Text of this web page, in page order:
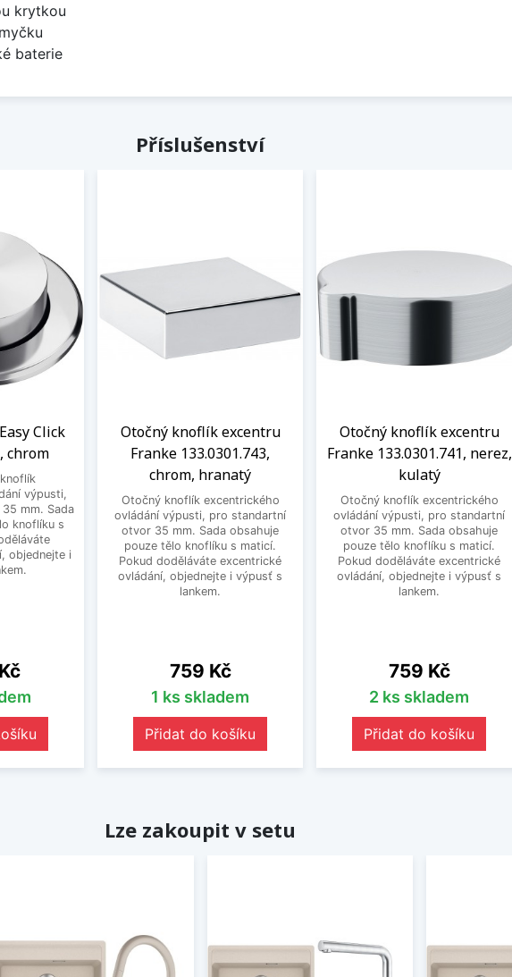
krytkou
baterie
Příslušenství
Click
chrom
výpusti,
mm. Sada
knoflíku s
objednejte i
Otočný knoflík excentru
Franke 133.0301.743,
chrom, hranatý
Otočný knoflík excentrického
ovládání výpusti, pro standartní
otvor 35 mm. Sada obsahuje
pouze tělo knoflíku s maticí.
Pokud doděláváte excentrické
ovládání, objednejte i výpusť s
lankem.
Cena
759 Kč
1 ks skladem
Přidat do košíku
Otočný knoflík excentru
Franke 133.0301.741, nerez,
kulatý
Otočný knoflík excentrického
ovládání výpusti, pro standartní
otvor 35 mm. Sada obsahuje
pouze tělo knoflíku s maticí.
Pokud doděláváte excentrické
ovládání, objednejte i výpusť s
lankem.
Cena
759 Kč
2 ks skladem
Přidat do košíku
Lze zakoupit v setu